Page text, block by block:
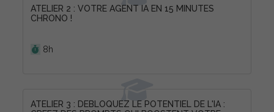
ATELIER 2 : VOTRE AGENT IA EN 15 MINUTES
CHRONO !
8h
ATELIER 3 : DEBLOQUEZ LE POTENTIEL DE L'IA :